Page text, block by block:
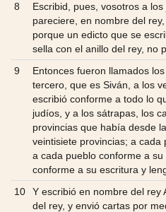
8
Escribid, pues, vosotros a
pareciere, en nombre del
porque un edicto que se
sella con el anillo del rey, no
9
Entonces fueron llamados
tercero, que es Siván, a los
escribió conforme a todo lo
judíos, y a los sátrapas, los
provincias que había desde
veintisiete provincias; a
a cada pueblo conforme a
conforme a su escritura y
10
Y escribió en nombre del rey
del rey, y envió cartas por